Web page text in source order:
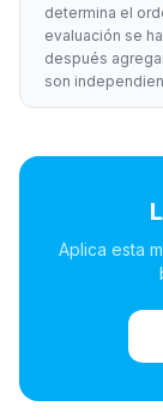
determina el
evaluación se
después
son
Aplica esta